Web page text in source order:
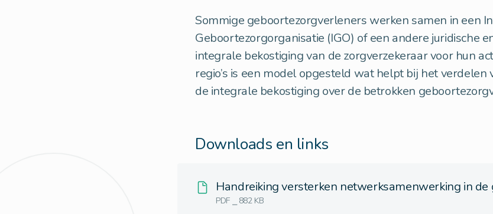
Sommige geboortezorgverleners werken samen in een
Geboortezorgorganisatie (IGO) of een andere juridische
integrale bekostiging van de zorgverzekeraar voor hun
regio’s is een model opgesteld wat helpt bij het verdelen
de integrale bekostiging over de betrokken
Downloads en links
Handreiking versterken netwerksamenwerking in de
PDF ⎯ 882 KB